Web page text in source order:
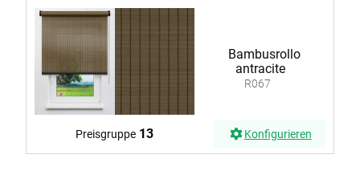
Bambusrollo
antracite
R067
Preisgruppe 13 Konfigurieren